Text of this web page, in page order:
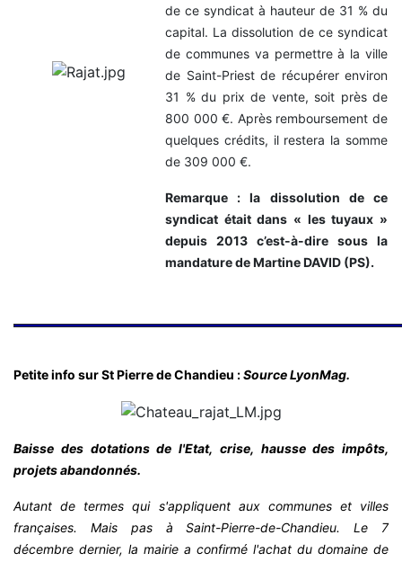
de ce syndicat à hauteur de 31 % du
capital. La dissolution de ce syndicat
de communes va permettre à la ville
de Saint-Priest de récupérer environ
31 % du prix de vente, soit près de
800 000 €. Après remboursement de
quelques crédits, il restera la somme
de 309 000 €.
Remarque : la dissolution de ce
syndicat était dans « les tuyaux »
depuis 2013 c’est-à-dire sous la
mandature de Martine DAVID (PS).
Petite info sur St Pierre de Chandieu :Source LyonMag.
Baisse des dotations de l'Etat, crise, hausse des impôts,
projets abandonnés.
Autant de termes qui s'appliquent aux communes et villes
françaises. Mais pas à Saint-Pierre-de-Chandieu. Le 7
décembre dernier, la mairie a confirmé l'achat du domaine de